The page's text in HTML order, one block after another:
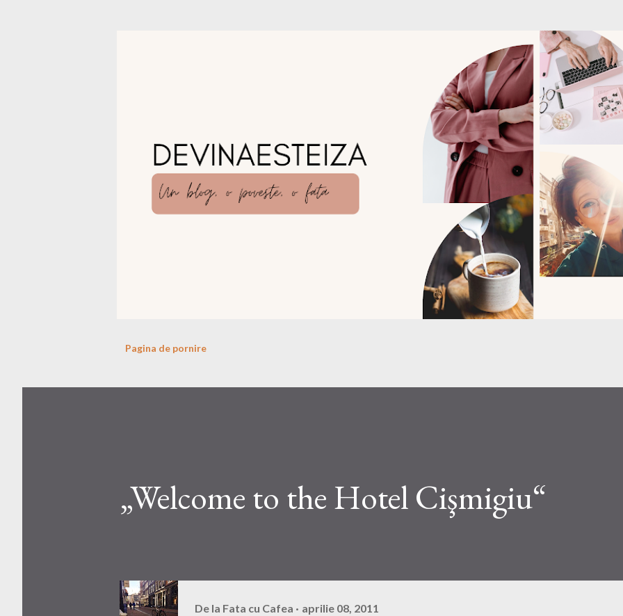
Pagina de pornire
„Welcome to the Hotel Cişmigiu“
De la Fata cu Cafea aprilie 08, 2011